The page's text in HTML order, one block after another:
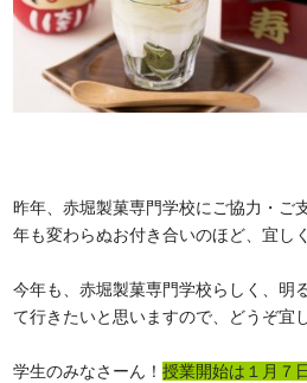
昨年、赤堀製菓専門学校にご協力・ご
年も変わらぬお付き合いのほど、宜し
今年も、赤堀製菓専門学校らしく、明
て行きたいと思いますので、どうぞ宜
学生のみなさーん！授業開始は１月７